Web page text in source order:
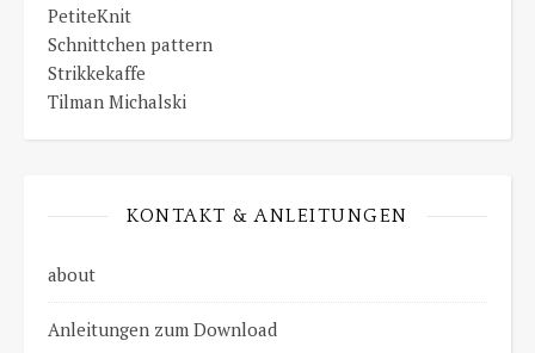
PetiteKnit
Schnittchen pattern
Strikkekaffe
Tilman Michalski
KONTAKT & ANLEITUNGEN
about
Anleitungen zum Download